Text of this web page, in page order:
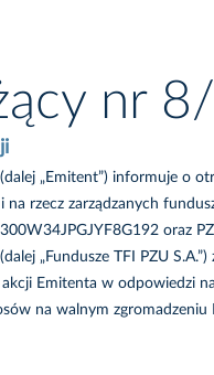
nr
„Emitent”) informuje o
na rzecz zarządzanych
oraz
„Fundusze TFI PZU
akcji Emitenta w odpowiedzi
na walnym